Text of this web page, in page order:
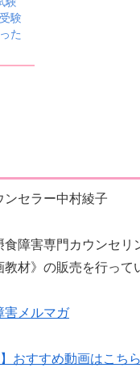
験
た
セラー中村綾子
食障害専門カウンセリ
材》の販売を行って
害メルマガ
】おすすめ動画はこちら